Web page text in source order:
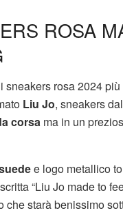
ROSA
sneakers rosa 2024
Liu Jo, sneakers
corsa ma in un
e logo metallico
“Liu Jo made to
che starà benissimo